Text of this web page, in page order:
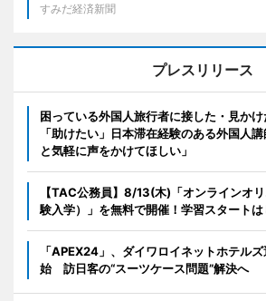
すみだ経済新聞
プレスリリース
困っている外国人旅行者に接した・見か
「助けたい」日本滞在経験のある外国人
と気軽に声をかけてほしい」
【TAC公務員】8/13(木)「オンラインオ
験入学）」を無料で開催！学習スタートは
「APEX24」、ダイワロイネットホテル
始 訪日客の“スーツケース問題”解決へ